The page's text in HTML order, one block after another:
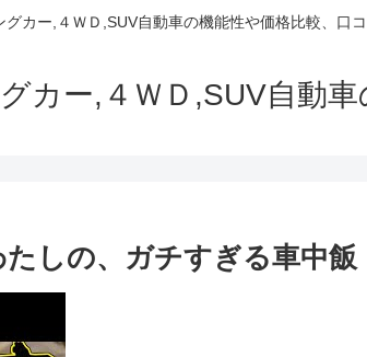
カー,４ＷＤ,SUV自動車の機能性や価格比較、口
カー,４ＷＤ,SUV自動
しの、ガチすぎる車中飯